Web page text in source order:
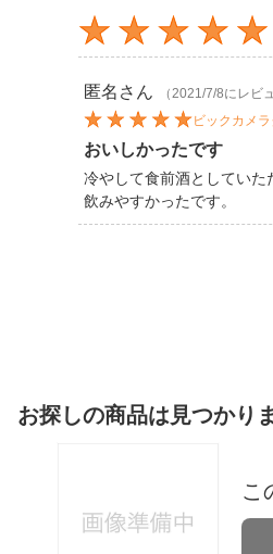
匿名 さん
（2021/7/8にレビ
ビックカメ
おいしかったです
冷やして食前酒としていた
飲みやすかったです。
お探しの商品は見つかり
こ